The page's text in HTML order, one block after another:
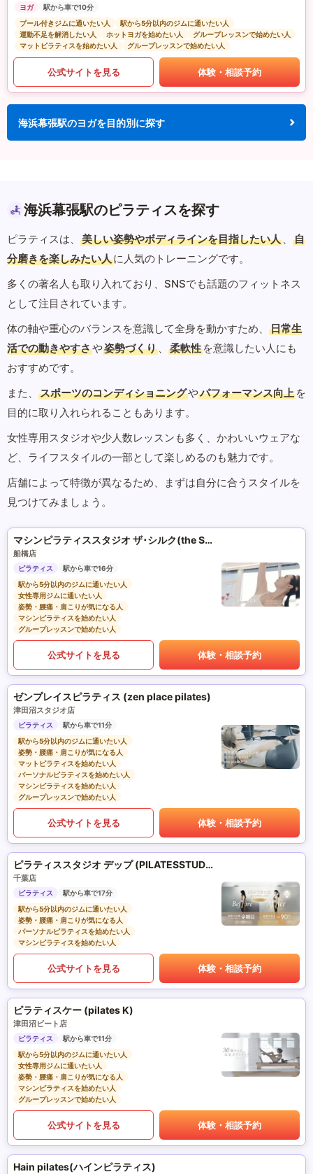
ヨガ
駅から車で10分
プール付きジムに通いたい人
駅から5分以内のジムに通いたい人
運動不足を解消したい人
ホットヨガを始めたい人
グループレッスンで始めたい人
マットピラティスを始めたい人
グループレッスンで始めたい人
公式サイトを見る 体験・相談予約
海浜幕張駅のヨガを目的別に探す
海浜幕張駅のピラティスを探す
ピラティスは、 美しい姿勢やボディラインを目指したい人 、
自
分磨きを楽しみたい人に人気のトレーニングです。
多くの著名人も取り入れており、SNSでも話題のフィットネス
として注目されています。
体の軸や重心のバランスを意識して全身を動かすため、
日常生
活での動きやすさや姿勢づくり 、 柔軟性 を意識したい人にも
おすすめです。
また、
スポーツのコンディショニングやパフォーマンス向上 を
目的に取り入れられることもあります。
女性専用スタジオや少人数レッスンも多く、かわいいウェアな
ど、ライフスタイルの一部として楽しめるのも魅力です。
店舗によって特徴が異なるため、まずは自分に合うスタイルを
見つけてみましょう。
マシンピラティススタジオ ザ･シルク(the SILK)
船橋店
ピラティス
駅から車で16分
駅から5分以内のジムに通いたい人
女性専用ジムに通いたい人
姿勢・腰痛・肩こりが気になる人
マシンピラティスを始めたい人
グループレッスンで始めたい人
公式サイトを見る 体験・相談予約
ゼンプレイスピラティス (zen place pilates)
津田沼スタジオ店
ピラティス
駅から車で11分
駅から5分以内のジムに通いたい人
姿勢・腰痛・肩こりが気になる人
マットピラティスを始めたい人
パーソナルピラティスを始めたい人
マシンピラティスを始めたい人
グループレッスンで始めたい人
公式サイトを見る 体験・相談予約
ピラティススタジオ デップ (PILATESSTUDIO DEP)
千葉店
ピラティス
駅から車で17分
駅から5分以内のジムに通いたい人
姿勢・腰痛・肩こりが気になる人
パーソナルピラティスを始めたい人
マシンピラティスを始めたい人
公式サイトを見る 体験・相談予約
ピラティスケー (pilates K)
津田沼ビート店
ピラティス
駅から車で11分
駅から5分以内のジムに通いたい人
女性専用ジムに通いたい人
姿勢・腰痛・肩こりが気になる人
マシンピラティスを始めたい人
グループレッスンで始めたい人
公式サイトを見る 体験・相談予約
Hain pilates(ハインピラティス)